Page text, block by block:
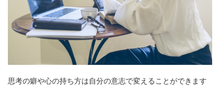
思考の癖や心の持ち方は自分の意志で変えることができます